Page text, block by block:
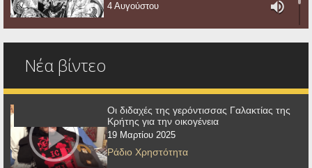
4 Αυγούστου
Νέα βίντεο
Οι διδαχές της γερόντισσας Γαλακτίας της
Κρήτης για την οικογένεια
19 Μαρτίου 2025
Ράδιο Χρηστότητα